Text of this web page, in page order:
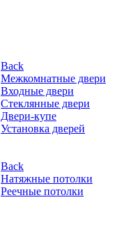
Back
Межкомнатные двери
Входные двери
Стеклянные двери
Двери-купе
Установка дверей
Back
Натяжные потолки
Реечные потолки